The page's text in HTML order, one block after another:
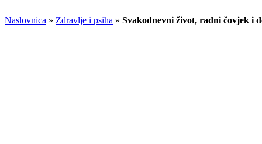
Naslovnica » Zdravlje i psiha » Svakodnevni život, radni čovjek i